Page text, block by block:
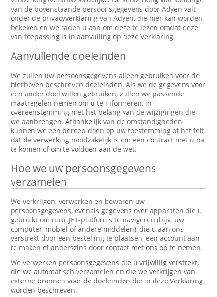
van de bovenstaande persoonsgegevens door Adyen valt
onder de privacyverklaring van Adyen, die hier kan worden
bekeken en we raden u aan om deze te lezen omdat deze
van toepassing is in aanvulling op deze Verklaring.
Aanvullende doeleinden
We zullen uw persoonsgegevens alleen gebruiken voor de
hierboven beschreven doeleinden. Als we de gegevens voor
een ander doel willen gebruiken, zullen we passende
maatregelen nemen om u te informeren, in
overeenstemming met het belang van de wijzigingen die
we aanbrengen. Afhankelijk van de omstandigheden
kunnen we een beroep doen op uw toestemming of het feit
dat de verwerking noodzakelijk is om een contract met u na
te komen of om te voldoen aan de wet.
Hoe we uw persoonsgegevens
verzamelen
We verkrijgen, verwerken en bewaren uw
persoonsgegevens, evenals gegevens over apparaten die u
gebruikt om naar JET-platforms te navigeren (bijv. uw
computer, mobiel of andere middelen), die u aan ons
verstrekt door een bestelling te plaatsen, een account aan
te maken of anderszins door contact met ons op te nemen.
We verwerken persoonsgegevens die u vrijwillig verstrekt,
die we automatisch verzamelen en die we verkrijgen van
externe bronnen voor de doeleinden die in deze Verklaring
worden beschreven.